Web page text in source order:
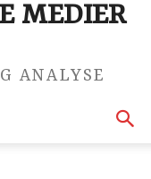
MEDIER
ANALYSE